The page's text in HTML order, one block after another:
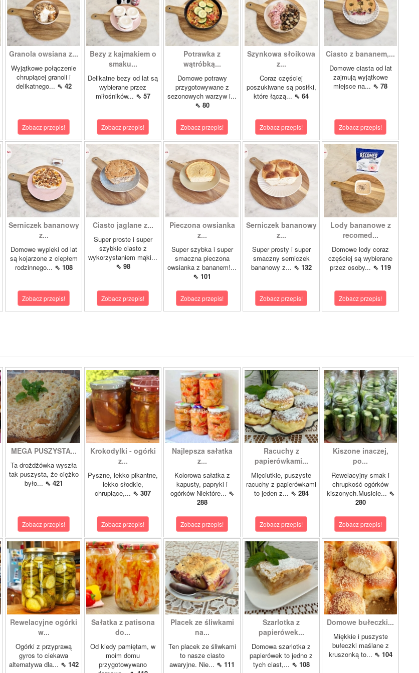
Granola owsiana z...
Wyjątkowe połączenie
chrupiącej granoli i
delikatnego... ⇖ 42
Zobacz przepis!
Bezy z kajmakiem o
smaku...
Delikatne bezy od lat są
wybierane przez
miłośników... ⇖ 57
Zobacz przepis!
Potrawka z
wątróbką...
Domowe potrawy
przygotowywane z
sezonowych warzyw i...
⇖ 80
Zobacz przepis!
Szynkowa słoikowa
z...
Coraz częściej
poszukiwane są posiłki,
które łączą... ⇖ 64
Zobacz przepis!
Ciasto z bananem,...
Domowe ciasta od lat
zajmują wyjątkowe
miejsce na... ⇖ 78
Zobacz przepis!
Serniczek bananowy
z...
Domowe wypieki od lat
są kojarzone z ciepłem
rodzinnego... ⇖ 108
Zobacz przepis!
Ciasto jaglane z...
Super proste i super
szybkie ciasto z
wykorzystaniem mąki...
⇖ 98
Zobacz przepis!
Pieczona owsianka
z...
Super szybka i super
smaczna pieczona
owsianka z bananem!...
⇖ 101
Zobacz przepis!
Serniczek bananowy
z...
Super prosty i super
smaczny serniczek
bananowy z... ⇖ 132
Zobacz przepis!
Lody bananowe z
recomed...
Domowe lody coraz
częściej są wybierane
przez osoby... ⇖ 119
Zobacz przepis!
MEGA PUSZYSTA...
Ta drożdżówka wyszła
tak puszysta, że ciężko
było... ⇖ 421
Zobacz przepis!
Krokodylki - ogórki
z...
Pyszne, lekko pikantne,
lekko słodkie,
chrupiące,... ⇖ 307
Zobacz przepis!
Najlepsza sałatka
z...
Kolorowa sałatka z
kapusty, papryki i
ogórków Niektóre... ⇖
288
Zobacz przepis!
Racuchy z
papierówkami...
Mięciutkie, puszyste
racuchy z papierówkami
to jeden z... ⇖ 284
Zobacz przepis!
Kiszone inaczej,
po...
Rewelacyjny smak i
chrupkość ogórków
kiszonych.Musicie... ⇖
280
Zobacz przepis!
Rewelacyjne ogórki
w...
Ogórki z przyprawą
gyros to ciekawa
alternatywa dla... ⇖ 142
Sałatka z patisona
do...
Od kiedy pamiętam, w
moim domu
przygotowywano
Placek ze śliwkami
na...
Ten placek ze śliwkami
to nasze ciasto
awaryjne. Nie... ⇖ 111
Szarlotka z
papierówek...
Domowa szarlotka z
papierówek to jedno z
tych ciast,... ⇖ 108
Domowe bułeczki...
Miękkie i puszyste
bułeczki maślane z
kruszonką to... ⇖ 104